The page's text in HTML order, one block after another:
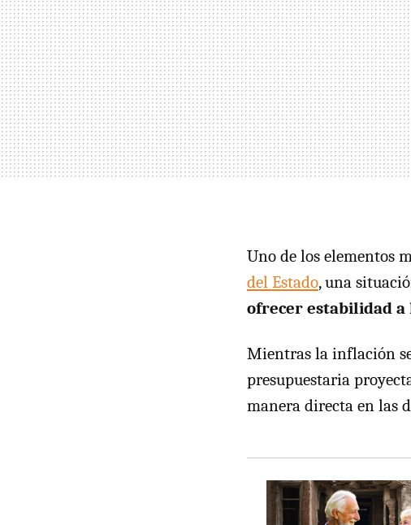
Uno de los elementos
del Estado, una
ofrecer estabilidad a
Mientras la inflación
presupuestaria
manera directa en las